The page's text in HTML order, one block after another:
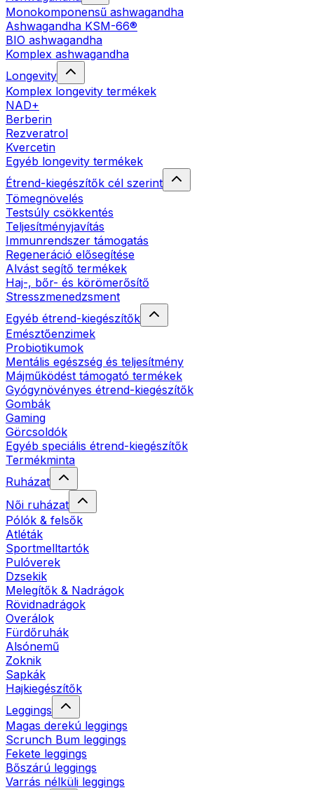
Monokomponensű ashwagandha
Ashwagandha KSM-66®
BIO ashwagandha
Komplex ashwagandha
Longevity
Komplex longevity termékek
NAD+
Berberin
Rezveratrol
Kvercetin
Egyéb longevity termékek
Étrend-kiegészítők cél szerint
Tömegnövelés
Testsúly csökkentés
Teljesítményjavítás
Immunrendszer támogatás
Regeneráció elősegítése
Alvást segítő termékek
Haj-, bőr- és körömerősítő
Stresszmenedzsment
Egyéb étrend-kiegészítők
Emésztőenzimek
Probiotikumok
Mentális egészség és teljesítmény
Májműködést támogató termékek
Gyógynövényes étrend-kiegészítők
Gombák
Gaming
Görcsoldók
Egyéb speciális étrend-kiegészítők
Termékminta
Ruházat
Női ruházat
Pólók & felsők
Atléták
Sportmelltartók
Pulóverek
Dzsekik
Melegítők & Nadrágok
Rövidnadrágok
Overálok
Fürdőruhák
Alsónemű
Zoknik
Sapkák
Hajkiegészítők
Leggings
Magas derekú leggings
Scrunch Bum leggings
Fekete leggings
Bőszárú leggings
Varrás nélküli leggings